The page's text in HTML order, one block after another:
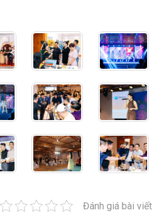
Đánh giá bài viết